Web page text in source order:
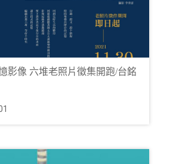
影像 六堆老照片徵集開跑/台銘